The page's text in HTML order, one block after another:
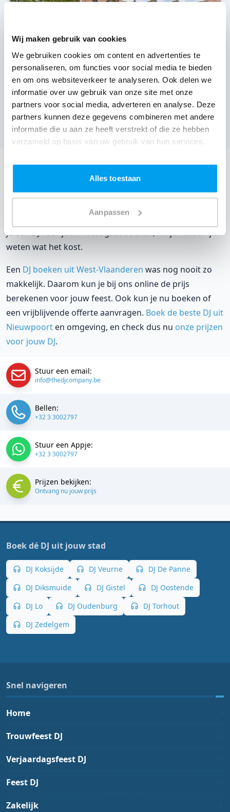
Wij maken gebruik van cookies
We gebruiken cookies om content en advertenties te
personaliseren, om functies voor social media te bieden
en om ons websiteverkeer te analyseren. Ook delen we
informatie over uw gebruik van onze site met onze
partners voor social media, adverteren en analyse. Deze
partners kunnen deze gegevens combineren met andere
informatie die u aan ze heeft verstrekt of die ze hebben
verzameld op basis van uw gebruik van hun services.
Alles toestaan
Aanpassen
Les Jardins De Jeanne,Middelkerke
(Nog geen reviews over DJ's)
Bekijk alle feestlocaties
EenDJ boekenzonder zorgen in Dunehotel: dat is onze
reserve DJ. Wij zorgen dat het goed komt. Maar voordat
je een DJ voor jouw feest gaat boeken, wil je natuurlijk
weten wat het kost.
Een DJ boeken uit West-Vlaanderen was nog nooit zo
makkelijk. Daarom kun je bij ons online de prijs
berekenen voor jouw feest. Ook kun je nu boeken of
een vrijblijvende offerte aanvragen. Boek de beste DJ uit
Nieuwpoort en omgeving, en check dus nu onze prijzen
voor jouw DJ.
Stuur een email:
info@thedjcompany.be
Bellen:
+32 3 3002797
Stuur een Appje:
+32 3 3002797
Prijzen bekijken:
Ontvang nu jouw prijs
Boek dé DJ uit jouw stad
DJ Koksijde DJ Veurne
DJ De Panne
DJ Diksmuide
DJ Gistel
DJ Oostende
DJ Lo
DJ Oudenburg
DJ Torhout
DJ Zedelgem
Snel navigeren
Home
Trouwfeest DJ
Verjaardagsfeest DJ
Feest DJ
Zakelijk